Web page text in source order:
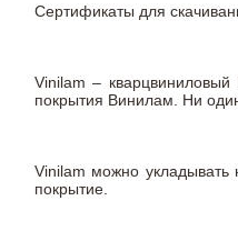
Сертификаты для
Vinilam –
покрытия Винилам. Ни
Vinilam можно
покрытие.